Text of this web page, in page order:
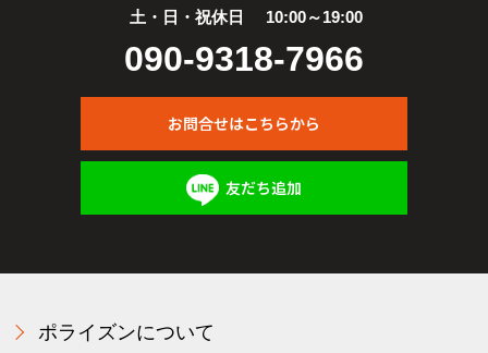
土・日・祝休日 10:00～19:00
090-9318-7966
お問合せはこちらから
友だち追加
ポライズンについて